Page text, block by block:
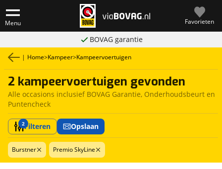
Menu Favorieten
BOVAG garantie
| Home>Kampeer>Kampeervoertuigen
2 kampeervoertuigen gevonden
Alle occasions inclusief BOVAG Garantie, Onderhoudsbeurt en
Puntencheck
2Filteren Opslaan
Burstner Premio SkyLine